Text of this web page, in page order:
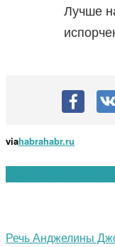
Лучше
viahabrahabr.ru
Речь Анджелины